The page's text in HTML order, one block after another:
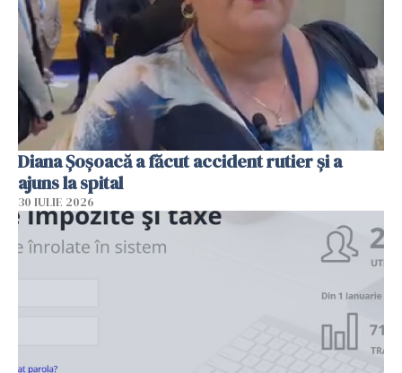
Diana Șoșoacă a făcut accident rutier și a
ajuns la spital
30 IULIE 2026